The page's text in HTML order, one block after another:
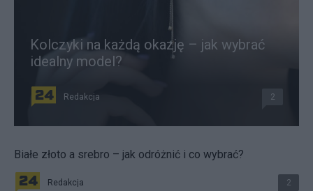
Kolczyki na każdą okazję – jak wybrać
idealny model?
Redakcja 2
Białe złoto a srebro – jak odróżnić i co wybrać?
Redakcja 2